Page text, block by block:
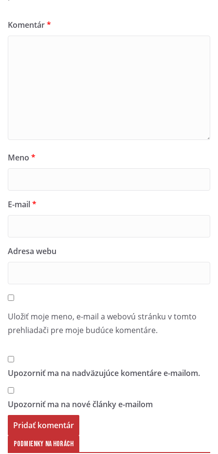
Komentár*
Meno *
E-mail*
Adresa webu
Uložiť moje meno, e-mail a webovú stránku v tomto
prehliadači pre moje budúce komentáre.
Upozorniť ma na nadväzujúce komentáre e-mailom.
Upozorniť ma na nové články e-mailom
Podmienky na horách